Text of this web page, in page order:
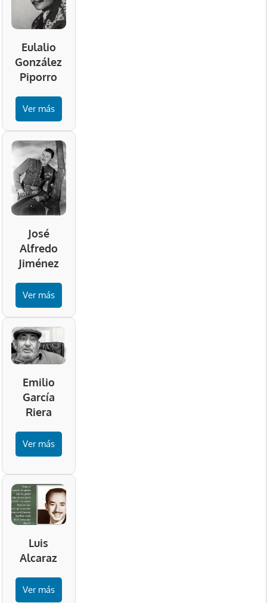
Eulalio
González
Piporro
Ver más
José
Alfredo
Jiménez
Ver más
Emilio
García
Riera
Ver más
Luis
Alcaraz
Ver más